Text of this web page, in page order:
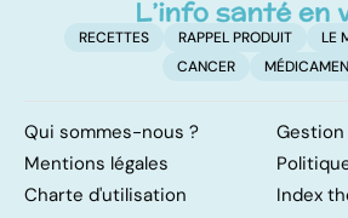
RECETTES RAPPEL PRODUIT
LE
CANCER
Qui sommes-nous ?
Mentions légales
Charte d'utilisation
Index